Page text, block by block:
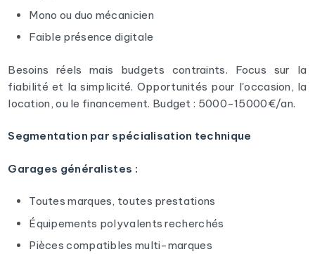
Mono ou duo mécanicien
Faible présence digitale
Besoins réels mais budgets contraints. Focus sur la
fiabilité et la simplicité. Opportunités pour l'occasion, la
location, ou le financement. Budget : 5000-15000€/an.
Segmentation par spécialisation technique
Garages généralistes :
Toutes marques, toutes prestations
Équipements polyvalents recherchés
Pièces compatibles multi-marques